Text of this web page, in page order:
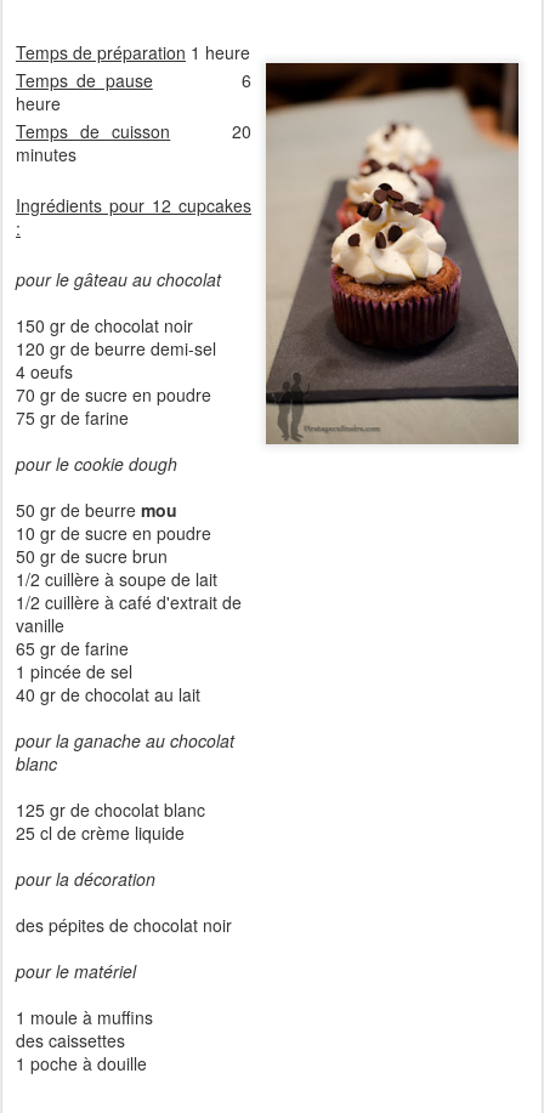
Temps de préparation 1 heure
Temps de pause6
heure
Temps de cuisson 20
minutes
Ingrédients pour 12 cupcakes
:
pour le gâteau au chocolat
150 gr de chocolat noir
120 gr de beurre demi-sel
4 oeufs
70 gr de sucre en poudre
75 gr de farine
pour le cookie dough
50 gr de beurre mou
10 gr de sucre en poudre
50 gr de sucre brun
1/2 cuillère à soupe de lait
1/2 cuillère à café d'extrait de
vanille
65 gr de farine
1 pincée de sel
40 gr de chocolat au lait
pour la ganache au chocolat
blanc
125 gr de chocolat blanc
25 cl de crème liquide
pour la décoration
des pépites de chocolat noir
pour le matériel
1 moule à muffins
des caissettes
1 poche à douille